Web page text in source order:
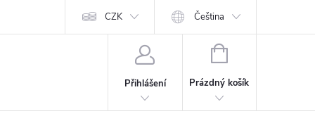
Hodnocení obchodu
CZK Čeština
Přihlášení
NÁKUPNÍ
Prázdný košík